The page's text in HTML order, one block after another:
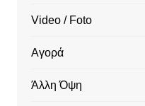
Video / Foto
Αγορά
Άλλη Όψη